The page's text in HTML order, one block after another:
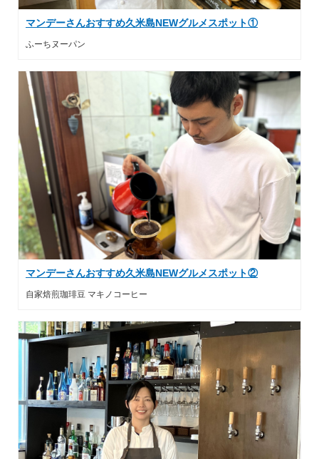
マンデーさんおすすめ久米島NEWグルメスポット①
ふーちヌーパン
マンデーさんおすすめ久米島NEWグルメスポット②
自家焙煎珈琲豆 マキノコーヒー